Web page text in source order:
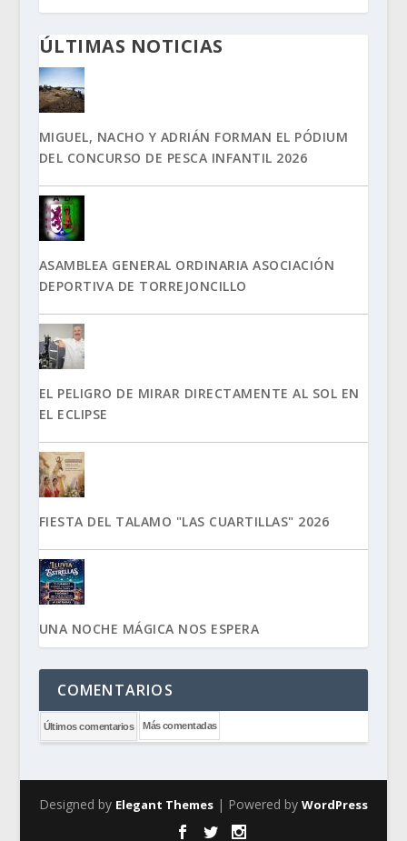
ÚLTIMAS NOTICIAS
MIGUEL, NACHO Y ADRIÁN FORMAN EL PÓDIUM
DEL CONCURSO DE PESCA INFANTIL 2026
ASAMBLEA GENERAL ORDINARIA ASOCIACIÓN
DEPORTIVA DE TORREJONCILLO
EL PELIGRO DE MIRAR DIRECTAMENTE AL SOL EN
EL ECLIPSE
FIESTA DEL TALAMO "LAS CUARTILLAS" 2026
UNA NOCHE MÁGICA NOS ESPERA
COMENTARIOS
Últimos comentarios Más comentadas
Designed by Elegant Themes| Powered by WordPress